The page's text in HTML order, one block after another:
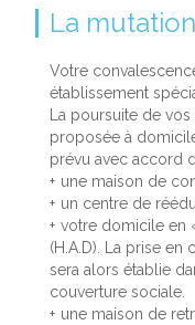
La mutation
Votre
établissement
La poursuite de
proposée à
prévu avec accord
une maison de
un centre de
votre domicile en
(H.A.D). La prise en
sera alors établie
couverture sociale.
une maison de